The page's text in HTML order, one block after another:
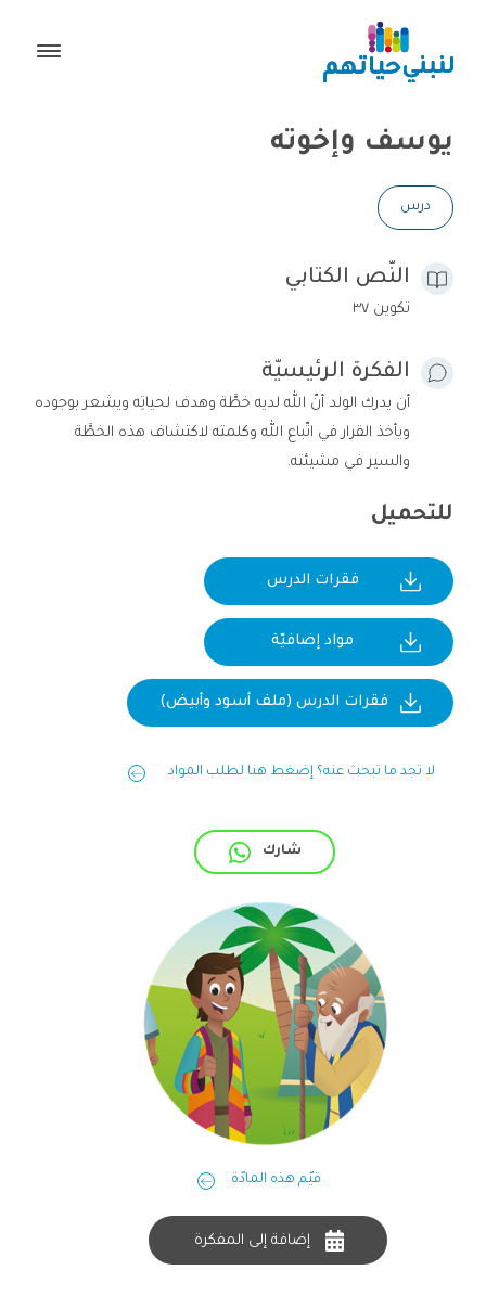
يوسف وإخوته
درس
النّص الكتابي
تكوين ٣٧
الفكرة الرئيسيّة
أن يدرك الولد أنّ الله لديه خطَّة وهدف لحياتِه ويشعر بوجوده
ويأخذ القرار في اتّباع الله وكلمته لاكتشاف هذه الخطَّة
والسير في مشيئته.
للتحميل
فقرات الدرس
مواد إضافيّة
فقرات الدرس (ملف أسود وأبيض)
لا تجد ما تبحث عنه؟ إضغط هنا لطلب المواد
شارك
قيّم هذه المادّة
إضافة إلى المفكرة